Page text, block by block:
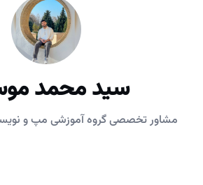
سید محمد
مشاور تخصصی گروه آموزشی مپ و